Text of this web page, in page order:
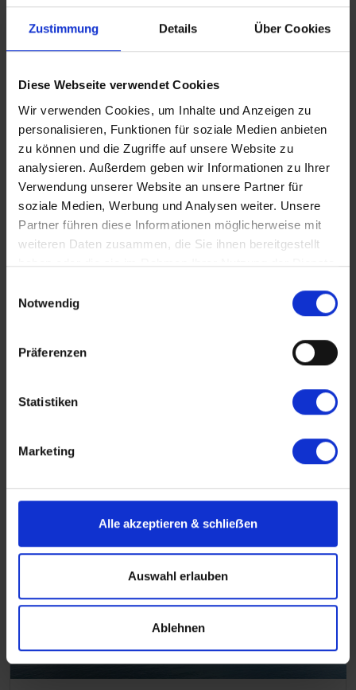
Zustimmung Details Über Cookies
Diese Webseite verwendet Cookies
Wir verwenden Cookies, um Inhalte und Anzeigen zu
personalisieren, Funktionen für soziale Medien anbieten
zu können und die Zugriffe auf unsere Website zu
analysieren. Außerdem geben wir Informationen zu Ihrer
Verwendung unserer Website an unsere Partner für
soziale Medien, Werbung und Analysen weiter. Unsere
Partner führen diese Informationen möglicherweise mit
weiteren Daten zusammen, die Sie ihnen bereitgestellt
haben oder die sie im Rahmen Ihrer Nutzung der Dienste
Notwendig
Präferenzen
Statistiken
Marketing
Alle akzeptieren & schlieẞen
Auswahl erlauben
Ablehnen
Themenreisen
Aktivitäten auf Flusskreuzfahrten
Mehr über Themenreisen erfahren
Flusskreuzfahrten Deutschland